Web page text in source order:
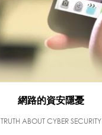
網路的資安隱憂
TRUTH ABOUT CYBER SECURITY